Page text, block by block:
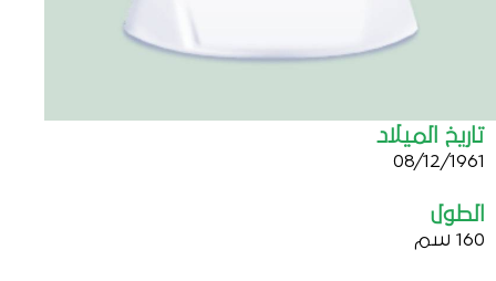
تاريخ الميلاد
08/12/1961
الطول
160 سم